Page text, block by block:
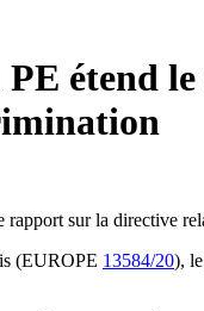
étend
sur la directive
(EUROPE 13584/20),